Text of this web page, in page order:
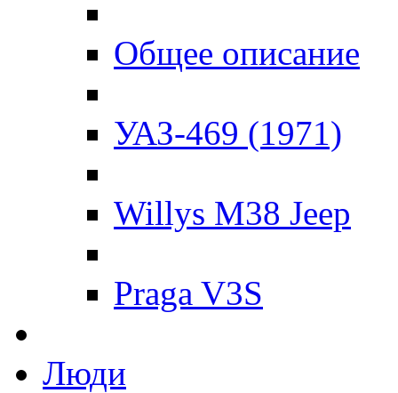
Общее описание
УАЗ-469 (1971)
Willys M38 Jeep
Praga V3S
Люди